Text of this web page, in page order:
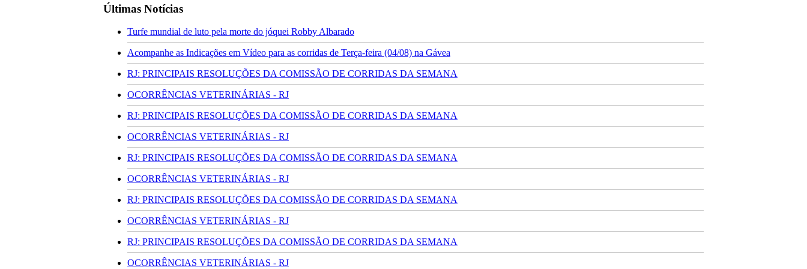
Últimas Notícias
Turfe mundial de luto pela morte do jóquei Robby Albarado
Acompanhe as Indicações em Vídeo para as corridas de Terça-feira (04/08) na Gávea
RJ: PRINCIPAIS RESOLUÇÕES DA COMISSÃO DE CORRIDAS DA SEMANA
OCORRÊNCIAS VETERINÁRIAS - RJ
RJ: PRINCIPAIS RESOLUÇÕES DA COMISSÃO DE CORRIDAS DA SEMANA
OCORRÊNCIAS VETERINÁRIAS - RJ
RJ: PRINCIPAIS RESOLUÇÕES DA COMISSÃO DE CORRIDAS DA SEMANA
OCORRÊNCIAS VETERINÁRIAS - RJ
RJ: PRINCIPAIS RESOLUÇÕES DA COMISSÃO DE CORRIDAS DA SEMANA
OCORRÊNCIAS VETERINÁRIAS - RJ
RJ: PRINCIPAIS RESOLUÇÕES DA COMISSÃO DE CORRIDAS DA SEMANA
OCORRÊNCIAS VETERINÁRIAS - RJ